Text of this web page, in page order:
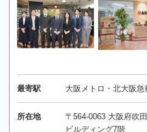
最寄駅 大阪メトロ・北大阪
所在地
〒564-0063 大阪府吹
ビルディング7階